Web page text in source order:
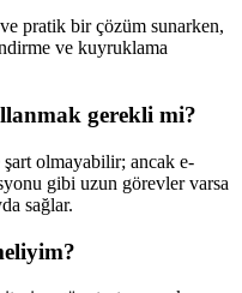
ve pratik bir çözüm sunarken,
ve kuyruklama
gerekli mi?
olmayabilir; ancak e-
gibi uzun görevler varsa
sağlar.